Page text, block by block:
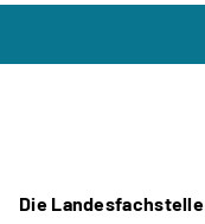
Die Landesfachstelle